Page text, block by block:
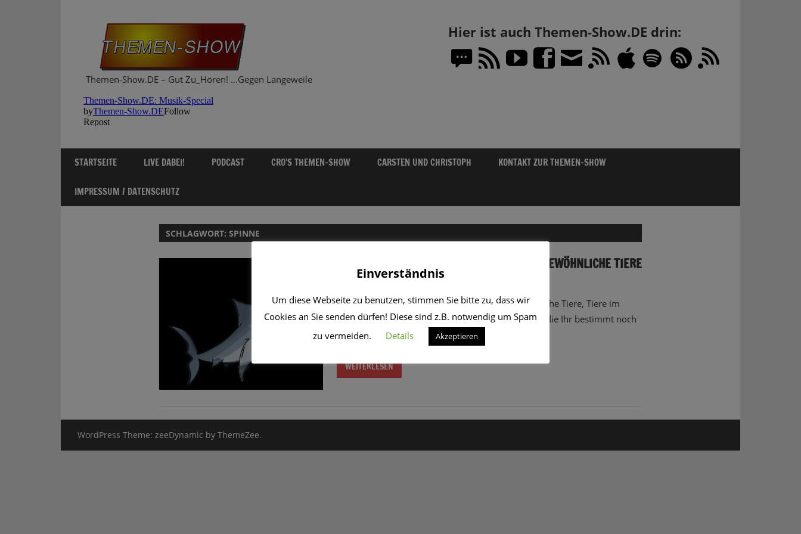
Themen-Show.DE – Gut Zu_Hören! …Gegen Langeweile
Hier ist auch Themen-Show.DE drin:
STARTSEITE LIVE DABEI! PODCAST CRO’S THEMEN-SHOW CARSTEN UND CHRISTOPH KONTAKT ZUR THEMEN-SHOW
IMPRESSUM / DATENSCHUTZ
SCHLAGWORT:SPINNE
05.08.2024 – DIE THEMEN-SHOW ÜBER UNGEWÖHNLICHE TIERE
5. August 2024 CRo
Sendungsinfo
Luna und Christoph präsentieren Euch ungewöhnliche Tiere, Tiere im
ungewöhnlichen Fähigkeite und Fakten über Tiere, die Ihr bestimmt noch
nicht kanntet.
WEITERLESEN
WordPress Theme: zeeDynamic by ThemeZee.
Einverständnis
Um diese Webseite zu benutzen, stimmen Sie bitte zu, dass wir
Cookies an Sie senden dürfen! Diese sind z.B. notwendig um Spam
zu vermeiden.
Details Akzeptieren